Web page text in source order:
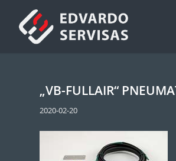
„VB-FULLAIR“
2020-02-20